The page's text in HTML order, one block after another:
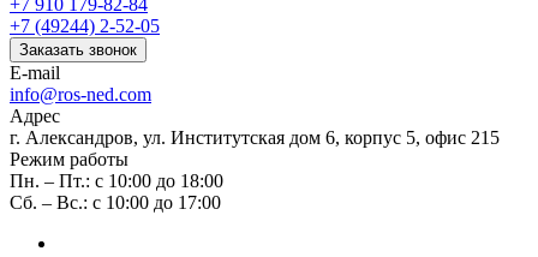
+7 910 179-82-84
+7 (49244) 2-52-05
Заказать звонок
E-mail
info@ros-ned.com
Адрес
г. Александров, ул. Институтская дом 6, корпус 5, офис 215
Режим работы
Пн. – Пт.: с 10:00 до 18:00
Сб. – Вс.: с 10:00 до 17:00